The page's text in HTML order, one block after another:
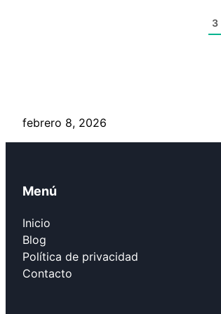
3
febrero 8, 2026
Menú
Inicio
Blog
Política de privacidad
Contacto